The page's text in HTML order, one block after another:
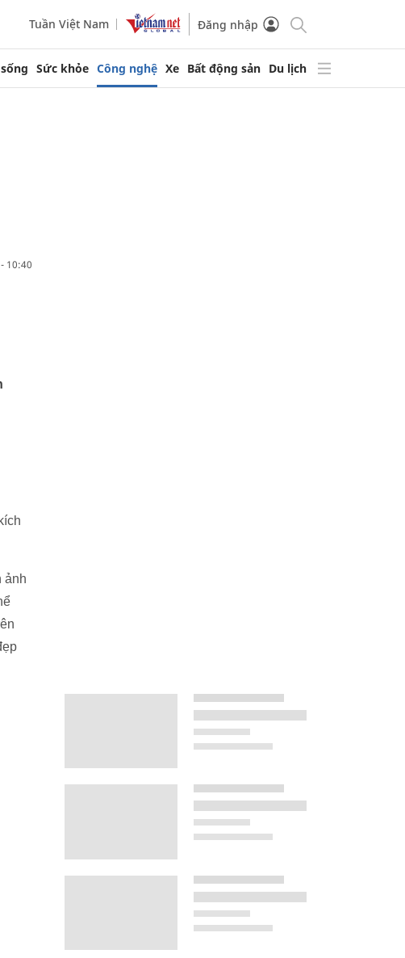
Tuần Việt Nam Đăng nhập
Sức khỏe Công nghệ Xe Bất động sản Du lịch
10:40
ảnh